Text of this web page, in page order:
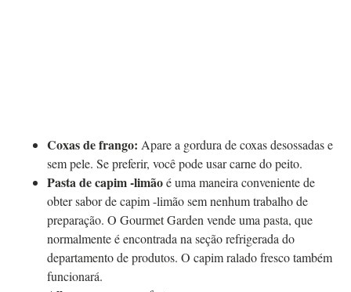
Coxas de frango: Apare a gordura de coxas desossadas e
sem pele. Se preferir, você pode usar carne do peito.
Pasta de capim -limãoé uma maneira conveniente de
obter sabor de capim -limão sem nenhum trabalho de
preparação. O Gourmet Garden vende uma pasta, que
normalmente é encontrada na seção refrigerada do
departamento de produtos. O capim ralado fresco também
funcionará.